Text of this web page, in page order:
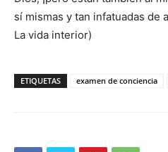
sí mismas y tan infatuadas de
La vida interior)
ETIQUETAS examen de conciencia